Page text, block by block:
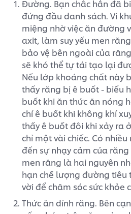
Đường. Bạn chắc hẳn đã
đứng đầu danh sách. Vi
miệng nhờ việc ăn đường
axit, làm suy yếu men
bảo vệ bên ngoài của
sẽ khó thể tự tái tạo lại
Nếu lớp khoáng chất này
thấy răng bị ê buốt - biểu
buốt khi ăn thức ăn nóng
chí ê buốt khi không khí
thấy ê buốt đôi khi xảy ra
chỉ một vài chiếc. Có
đến sự nhạy cảm của
men răng là hai nguyên
hạn chế lượng đường tiêu
vời để chăm sóc sức khỏe
Thức ăn dính răng. Bên